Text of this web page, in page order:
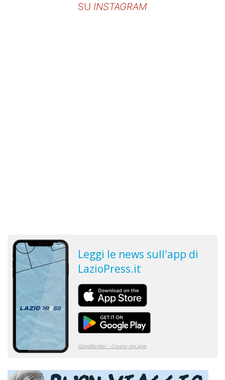
SU INSTAGRAM